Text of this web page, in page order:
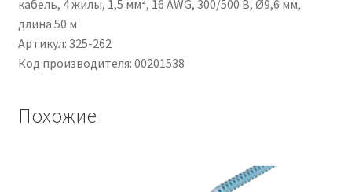
кабель, 4 жилы, 1,5 мм², 16 AWG, 300/500 В, Ø9,6 мм,
длина 50 м
Артикул: 325-262
Код производителя: 00201538
Похожие